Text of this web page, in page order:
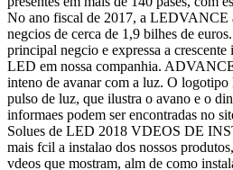
No ano fiscal de 2017, a LEDVANCE
negcios de cerca de 1,9 bilhes de
principal negcio e expressa a
LED em nossa companhia.
inteno de avanar com a luz. O
pulso de luz, que ilustra o avano e o
informaes podem ser encontradas no
Solues de LED 2018 VDEOS DE
mais fcil a instalao dos nossos
vdeos que mostram, alm de como